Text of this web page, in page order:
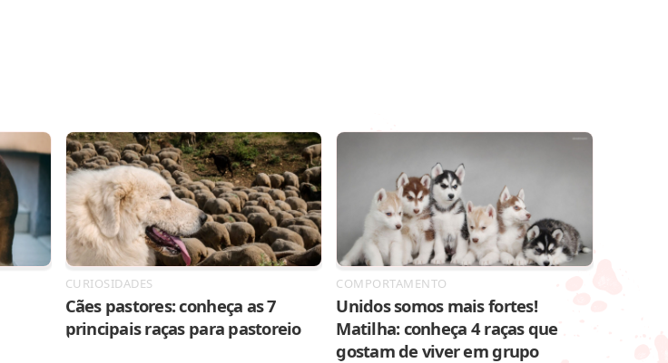
CURIOSIDADES
Cães pastores: conheça as 7
principais raças para pastoreio
COMPORTAMENTO
Unidos somos mais fortes!
Matilha: conheça 4 raças que
gostam de viver em grupo